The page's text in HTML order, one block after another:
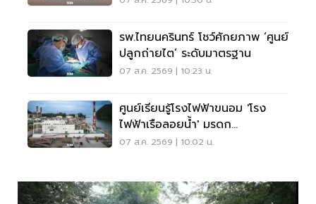
รพ.ไทยนครินทร์ โชว์ศักยภาพ ‘ศูนย์
ปลูกถ่ายไต’ ระดับมาตรฐาน
07 ส.ค. 2569 | 10:23 น.
ศูนย์เรียนรู้โรงไฟฟ้าขนอม 'โรง
ไฟฟ้าเรือลอยน้ำ' มรดก
อุตสาหกรรมแลนด์มาร์กชุมชน
07 ส.ค. 2569 | 10:02 น.